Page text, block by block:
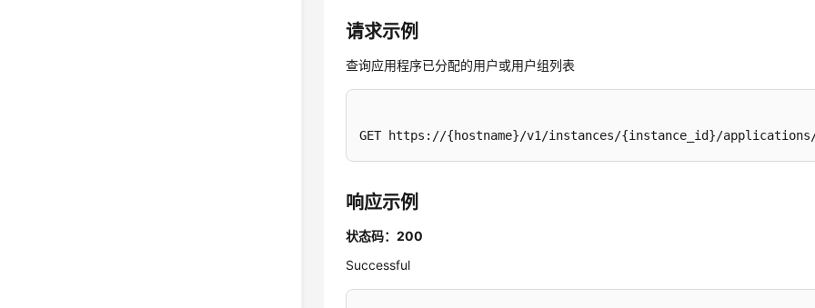
请求示例
查询应用程序已分配的用户或用户组列表
GET https://{hostname}/v1/instances/{instance_id}/
响应示例
状态码：200
Successful